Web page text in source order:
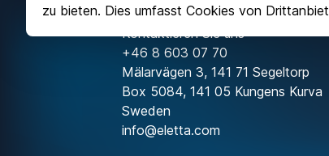
zu bieten. Dies umfasst Cookies von
Kontaktieren Sie uns
+46 8 603 07 70
Mälarvägen 3, 141 71 Segeltorp
Box 5084, 141 05 Kungens Kurva
Sweden
info@eletta.com